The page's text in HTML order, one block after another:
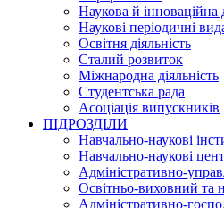
Наукова й інноваційна
Наукові періодичні
Освітня діяльність
Сталий розвиток
Міжнародна діяльність
Студентська рада
Асоціація випускників
ПІДРОЗДІЛИ
Навчально-наукові
Навчально-наукові
Адміністративно-
Освітньо-виховний та
Адміністративно-